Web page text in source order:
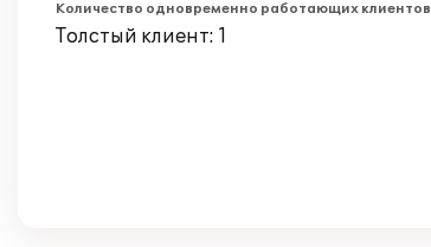
Количество одновременно работающих клиентов
Толстый клиент: 1